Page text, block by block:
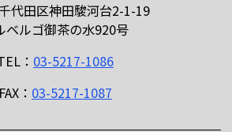
代田区神田駿河台2-1-19
ベルゴ御茶の水920号
： 03-5217-1086
FAX： 03-5217-1087